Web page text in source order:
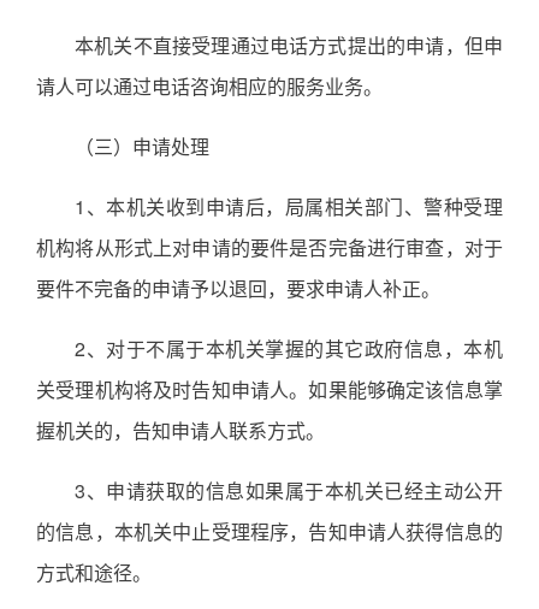
本机关不直接受理通过电话方式提出的申请，但申
请人可以通过电话咨询相应的服务业务。
（三）申请处理
1、本机关收到申请后，局属相关部门、警种受理
机构将从形式上对申请的要件是否完备进行审查，对于
要件不完备的申请予以退回，要求申请人补正。
2、对于不属于本机关掌握的其它政府信息，本机
关受理机构将及时告知申请人。如果能够确定该信息掌
握机关的，告知申请人联系方式。
3、申请获取的信息如果属于本机关已经主动公开
的信息，本机关中止受理程序，告知申请人获得信息的
方式和途径。